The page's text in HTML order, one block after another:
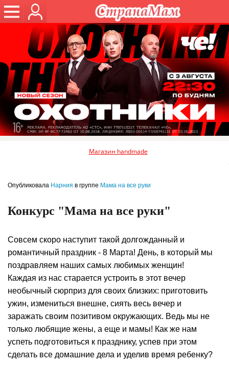
Магазин handmade
Опубликовала Нарния в группе Мама на все руки
Конкурс "Мама на все руки"
Совсем скоро наступит такой долгожданный и
романтичный праздник - 8 Марта! День, в который мы
поздравляем наших самых любимых женщин!
Каждая из нас старается устроить в этот вечер
необычный сюрприз для своих близких: приготовить
ужин, измениться внешне, сиять весь вечер и
заражать своим позитивом окружающих. Ведь мы не
только любящие жены, а еще и мамы! Как же нам
успеть подготовиться к празднику, успев при этом
сделать все домашние дела и уделив время ребенку?